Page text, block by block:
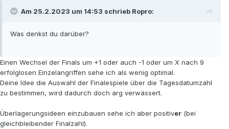
Am 25.2.2023 um 14:53 schrieb Ropro:
Was denkst du darüber?
Einen Wechsel der Finals um +1 oder auch -1 oder um X nach 9
erfolglosen Einzelangriffen sehe ich als wenig optimal.
Deine Idee die Auswahl der Finalespiele über die Tagesdatumzahl
zu bestimmen, wird dadurch doch arg verwässert.
Überlagerungsideen einzubauen sehe ich aber positiver (bei
gleichbleibender Finalzahl).